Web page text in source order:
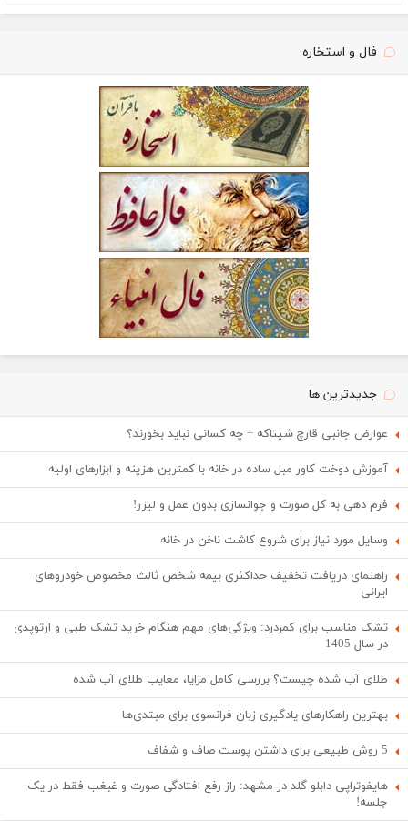
فال و استخاره
جدیدترین ها
عوارض جانبی قارچ شیتاکه + چه کسانی نباید بخورند؟
آموزش دوخت کاور مبل ساده در خانه با کمترین هزینه و ابزارهای اولیه
فرم دهی به کل صورت و جوانسازی بدون عمل و لیزر!
وسایل مورد نیاز برای شروع کاشت ناخن در خانه
راهنمای دریافت تخفیف حداکثری بیمه شخص ثالث مخصوص خودروهای
ایرانی
تشک مناسب برای کمردرد: ویژگی‌های مهم هنگام خرید تشک طبی و ارتوپدی
در سال 1405
طلای آب شده چیست؟ بررسی کامل مزایا، معایب طلای آب شده
بهترین راهکارهای یادگیری زبان فرانسوی برای مبتدی‌ها
5 روش طبیعی برای داشتن پوست صاف و شفاف
هایفوتراپی دابلو گلد در مشهد: راز رفع افتادگی صورت و غبغب فقط در یک
جلسه!